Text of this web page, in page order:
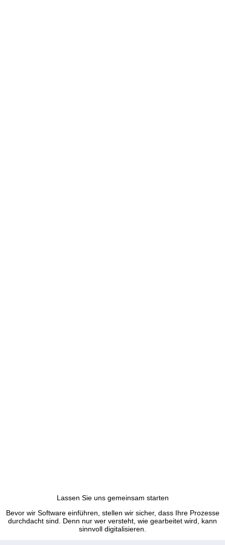
Lassen Sie uns gemeinsam starten
Bevor wir Software einführen, stellen wir sicher, dass Ihre Prozesse
durchdacht sind. Denn nur wer versteht, wie gearbeitet wird, kann
sinnvoll digitalisieren.